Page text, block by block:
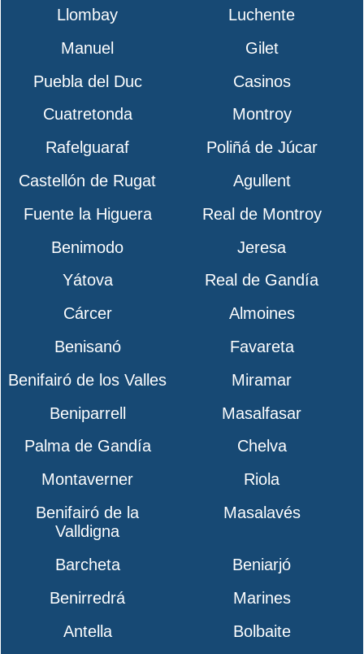
Llombay
Luchente
Manuel
Gilet
Puebla del Duc
Casinos
Cuatretonda
Montroy
Rafelguaraf
Poliñá de Júcar
Castellón de Rugat
Agullent
Fuente la Higuera
Real de Montroy
Benimodo
Jeresa
Yátova
Real de Gandía
Cárcer
Almoines
Benisanó
Favareta
Benifairó de los Valles
Miramar
Beniparrell
Masalfasar
Palma de Gandía
Chelva
Montaverner
Riola
Benifairó de la
Valldigna
Masalavés
Barcheta
Beniarjó
Benirredrá
Marines
Antella
Bolbaite